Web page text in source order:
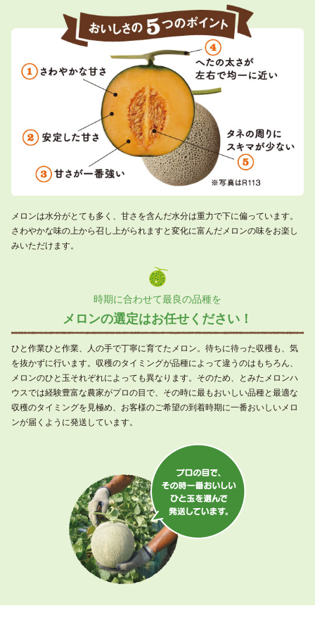
メロンは水分がとても多く、甘さを含んだ水分は重力で下に偏っています。
さわやかな味の上から召し上がられますと変化に富んだメロンの味をお楽し
みいただけます。
時期に合わせて最良の品種を
メロンの選定はお任せください！
ひと作業ひと作業、人の手で丁寧に育てたメロン。待ちに待った収穫も、気
を抜かずに行います。収穫のタイミングが品種によって違うのはもちろん、
メロンのひと玉それぞれによっても異なります。そのため、とみたメロンハ
ウスでは経験豊富な農家がプロの目で、その時に最もおいしい品種と最適な
収穫のタイミングを見極め、お客様のご希望の到着時期に一番おいしいメロ
ンが届くように発送しています。